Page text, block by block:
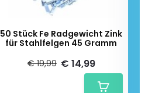
50 Stück Fe Radgewicht Zink
für Stahlfelgen 45 Gramm
€ 19,99 € 14,99